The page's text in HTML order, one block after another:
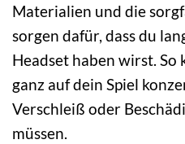
Materialien und die
sorgen dafür, dass du
Headset haben wirst.
ganz auf dein Spiel
Verschleiß oder
müssen.